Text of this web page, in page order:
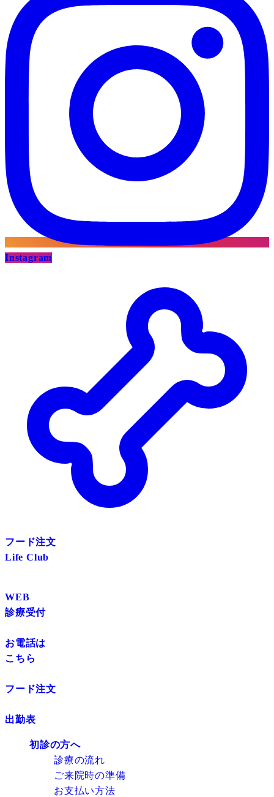
Instagram
フード注文
Life Club
WEB
診療受付
お電話は
こちら
フード注文
出勤表
初診の方へ
診療の流れ
ご来院時の準備
お支払い方法